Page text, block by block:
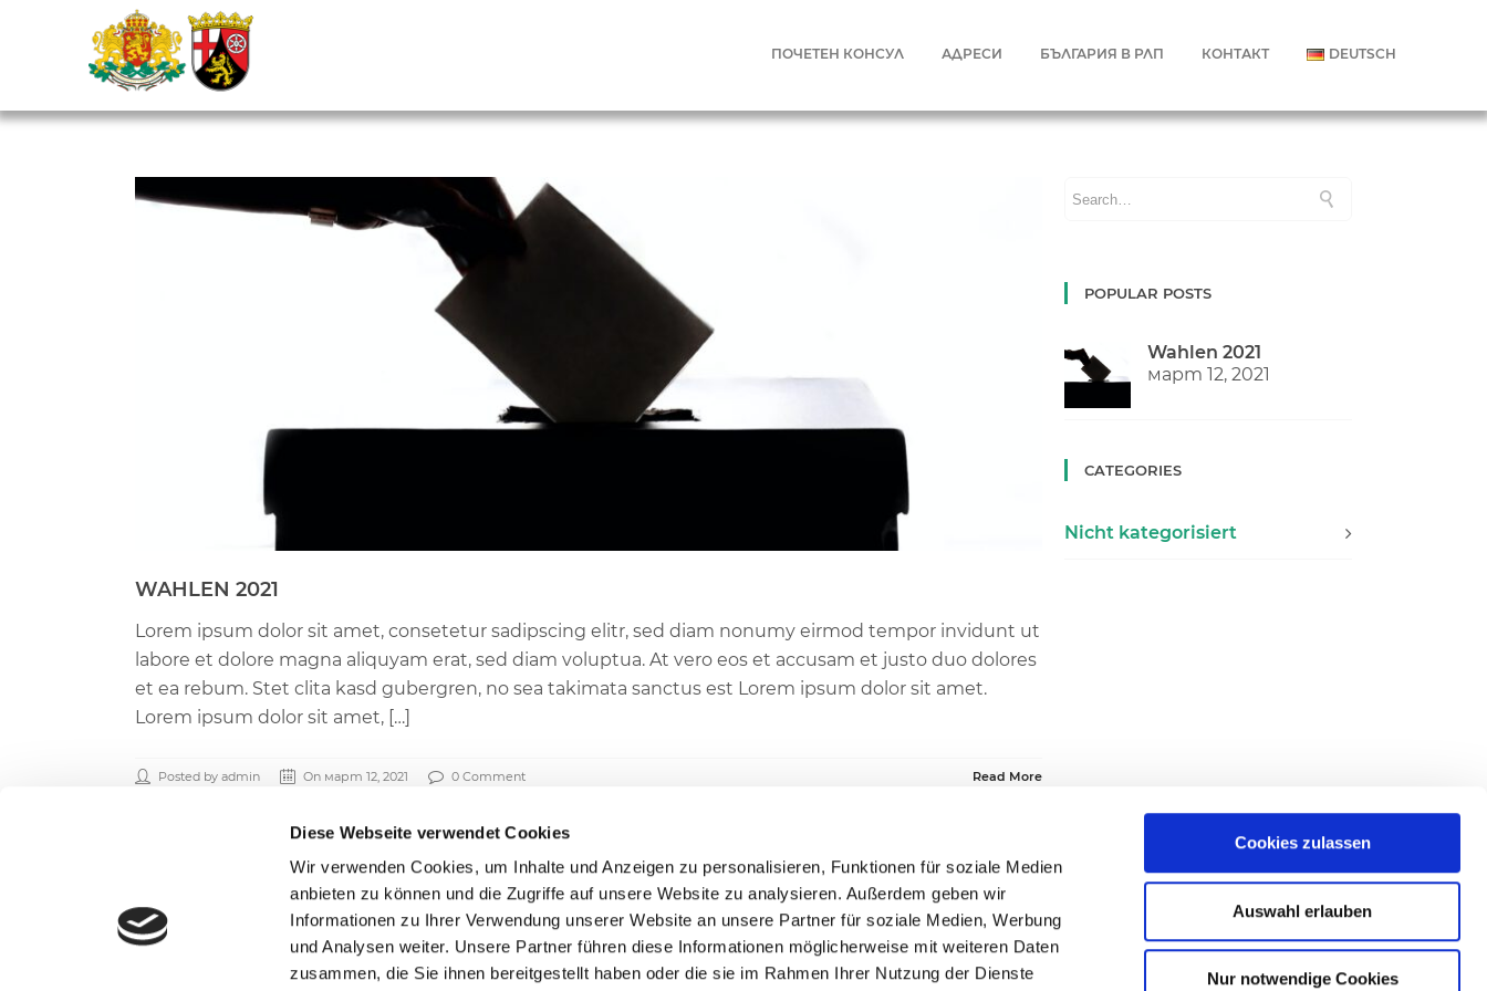
Diese Webseite verwendet Cookies
Wir verwenden Cookies, um Inhalte und Anzeigen zu personalisieren, Funktionen für soziale Medien
anbieten zu können und die Zugriffe auf unsere Website zu analysieren. Außerdem geben wir
Informationen zu Ihrer Verwendung unserer Website an unsere Partner für soziale Medien, Werbung
und Analysen weiter. Unsere Partner führen diese Informationen möglicherweise mit weiteren Daten
zusammen, die Sie ihnen bereitgestellt haben oder die sie im Rahmen Ihrer Nutzung der Dienste
Cookies zulassen
Auswahl erlauben
Nur notwendige Cookies
ПОЧЕТЕН КОНСУЛ АДРЕСИ БЪЛГАРИЯ В РЛП КОНТАКТ DEUTSCH
WAHLEN 2021
Lorem ipsum dolor sit amet, consetetur sadipscing elitr, sed diam nonumy eirmod tempor invidunt ut
labore et dolore magna aliquyam erat, sed diam voluptua. At vero eos et accusam et justo duo dolores
et ea rebum. Stet clita kasd gubergren, no sea takimata sanctus est Lorem ipsum dolor sit amet.
Lorem ipsum dolor sit amet, […]
Posted by admin On март 12, 2021 0 Comment Read More
POPULAR POSTS
Wahlen 2021
март 12, 2021
CATEGORIES
Nicht kategorisiert